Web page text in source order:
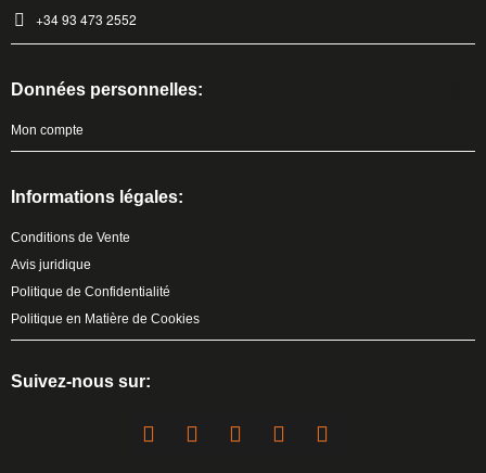
+34 93 473 2552
Données personnelles:
Mon compte
Informations légales:
Conditions de Vente
Avis juridique
Politique de Confidentialité
Politique en Matière de Cookies
Suivez-nous sur: